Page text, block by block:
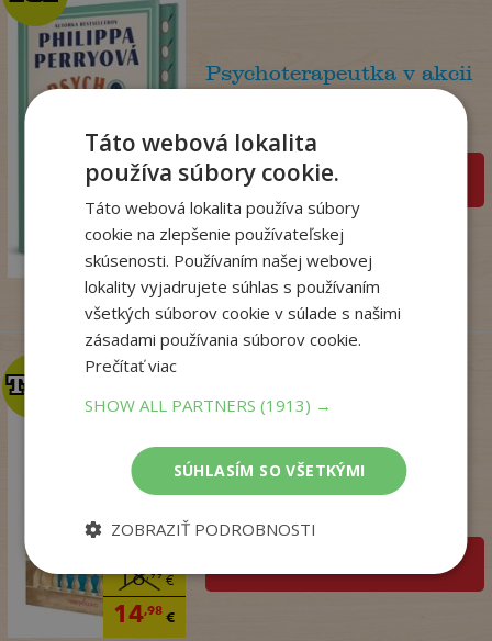
22,90
18 €
Psychoterapeutka v akcii
Na sklade
pridať do košíka
18,99 €
14,98€
TOP
TOP
Talianske tajomstvo
lásky
Táto webová lokalita
používa súbory cookie.
Táto webová lokalita používa súbory
cookie na zlepšenie používateľskej
skúsenosti. Používaním našej webovej
lokality vyjadrujete súhlas s používaním
všetkých súborov cookie v súlade s našimi
zásadami používania súborov cookie.
Prečítať viac
SHOW ALL PARTNERS(1913) →
SÚHLASÍM SO VŠETKÝMI
ZOBRAZIŤ PODROBNOSTI